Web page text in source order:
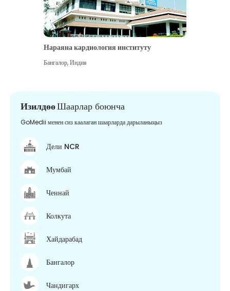
Нараяна кардиология институту
Бангалор,Индия
ИзилдөөШаарлар боюнча
GoMedii менен сиз каалаган шаарларда дарыланыңыз
Дели NCR
Мумбай
Ченнай
Колкута
Хайдарабад
Бангалор
Чандигарх